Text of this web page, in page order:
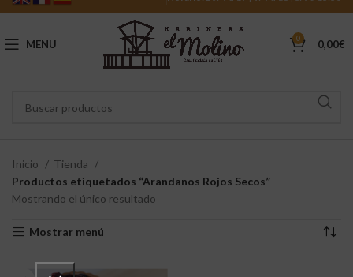
MENU 0 0,00€
Inicio
Tienda
Productos etiquetados “Arandanos Rojos Secos”
Mostrando el único resultado
Mostrar menú